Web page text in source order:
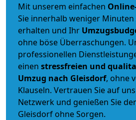
Mit unserem einfachen
Sie innerhalb weniger
erhalten und Ihr
ohne böse Überraschungen.
professionellen
einen stressfreien und
Umzug nach Gleisdorf, ohne
Klauseln. Vertrauen Sie auf
Netzwerk und genießen Sie
Gleisdorf ohne Sorgen.